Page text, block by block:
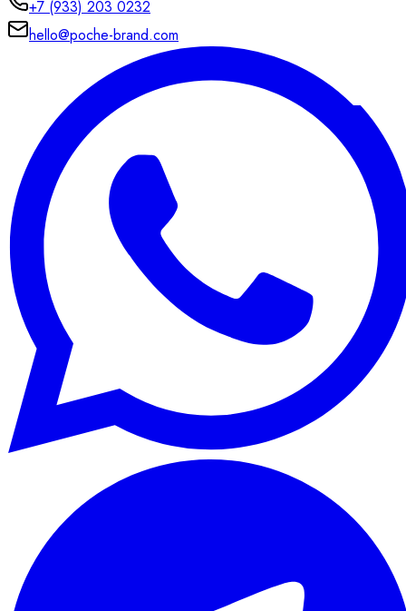
+7 (933) 203 0232
hello@poche-brand.com